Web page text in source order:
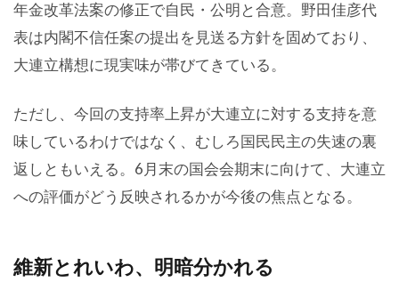
年金改革法案の修正で自民・公明と合意。野田佳彦代
表は内閣不信任案の提出を見送る方針を固めており、
大連立構想に現実味が帯びてきている。
ただし、今回の支持率上昇が大連立に対する支持を意
味しているわけではなく、むしろ国民民主の失速の裏
返しともいえる。6月末の国会会期末に向けて、大連立
への評価がどう反映されるかが今後の焦点となる。
維新とれいわ、明暗分かれる